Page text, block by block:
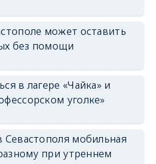
может оставить
без помощи
в лагере «Чайка» и
уголке»
мобильная
при утреннем